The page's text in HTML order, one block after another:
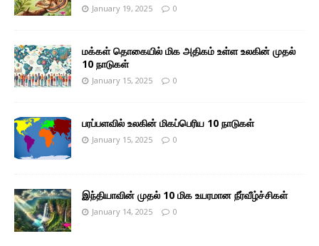
January 19, 2025 0
மக்கள் தொகையில் மிக அதிகம் உள்ள உலகின் முதல்
10 நாடுகள்
January 15, 2025 0
பரப்பளவில் உலகின் மிகப்பெரிய 10 நாடுகள்
January 15, 2025 0
இந்தியாவின் முதல் 10 மிக உயரமான நீர்வீழ்ச்சிகள்
January 14, 2025 0